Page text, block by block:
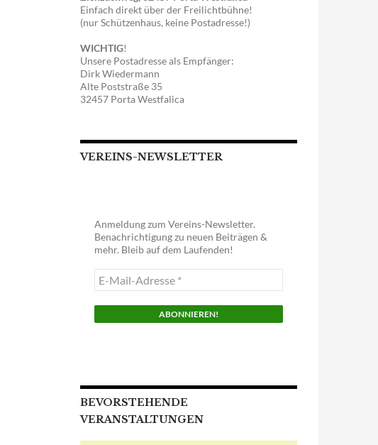
Einfach direkt über der Freilichtbühne!
(nur Schützenhaus, keine Postadresse!)
WICHTIG!
Unsere Postadresse als Empfänger:
Dirk Wiedermann
Alte Poststraße 35
32457 Porta Westfalica
VEREINS-NEWSLETTER
Anmeldung zum Vereins-Newsletter.
Benachrichtigung zu neuen Beiträgen &
mehr. Bleib auf dem Laufenden!
E-
Mail-
Adresse
BEVORSTEHENDE
VERANSTALTUNGEN